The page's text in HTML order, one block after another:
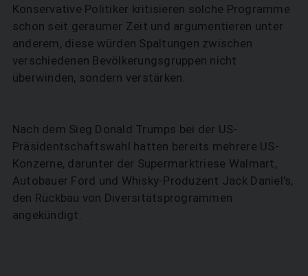
Konservative Politiker kritisieren solche Programme
schon seit geraumer Zeit und argumentieren unter
anderem, diese würden Spaltungen zwischen
verschiedenen Bevölkerungsgruppen nicht
überwinden, sondern verstärken.
Nach dem Sieg Donald Trumps bei der US-
Präsidentschaftswahl hatten bereits mehrere US-
Konzerne, darunter der Supermarktriese Walmart,
Autobauer Ford und Whisky-Produzent Jack Daniel's,
den Rückbau von Diversitätsprogrammen
angekündigt.